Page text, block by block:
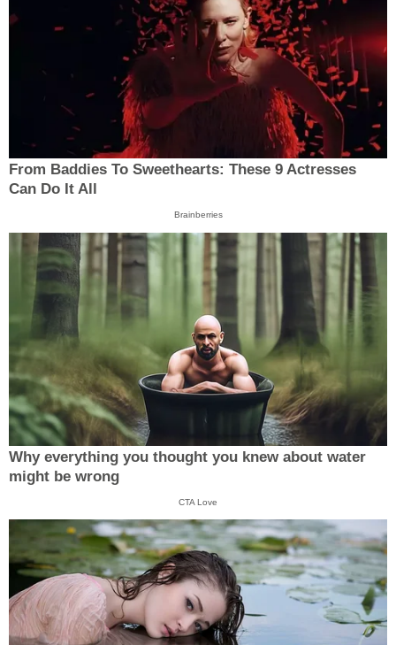
From Baddies To Sweethearts: These 9 Actresses
Can Do It All
Brainberries
Why everything you thought you knew about water
might be wrong
CTA Love